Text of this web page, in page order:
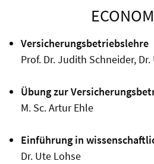
Versicherungsbetriebslehre
Prof. Dr. Judith Schneider,
Übung zur
M. Sc. Artur Ehle
Einführung in
Dr. Ute Lohse